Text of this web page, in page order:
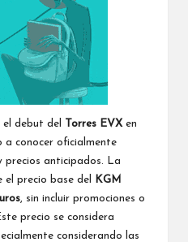
el debut del Torres EVX en
a conocer oficialmente
precios anticipados. La
el precio base del
KGM
, sin incluir promociones o
precio se considera
considerando las